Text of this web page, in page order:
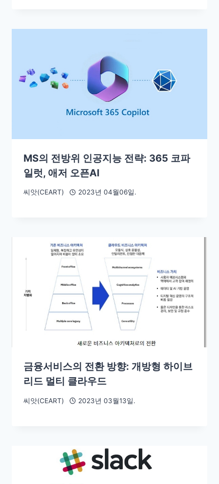
MS의 전방위 인공지능 전략: 365 코파
일럿, 애저 오픈AI
씨앗(CEART) 2023년 04월06일.
금융서비스의 전환 방향: 개방형 하이브
리드 멀티 클라우드
씨앗(CEART) 2023년 03월13일.